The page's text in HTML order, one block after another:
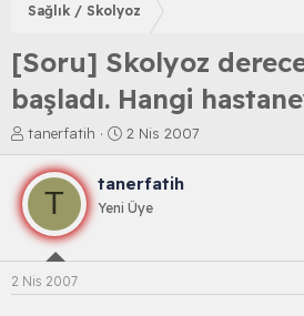
Sağlık / Skolyoz
[Soru] Skolyoz
başladı. Hangi
K
o
n
b
u
y
b
a
tanerfatih
B
a
l
a
ç
2 Nis 2007
T
tanerfatih
Yeni Üye
2 Nis 2007